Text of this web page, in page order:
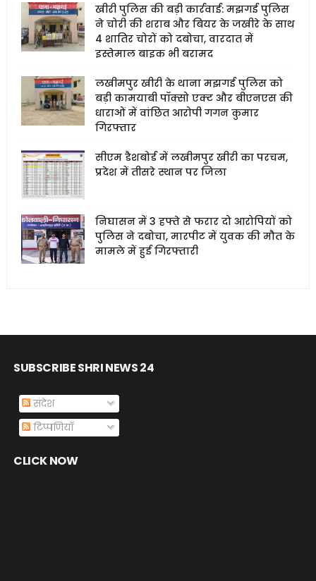
खीरी पुलिस की बड़ी कार्रवाई: मझगई पुलिस
ने चोरी की शराब और बियर के जखीरे के साथ
4 शातिर चोरों को दबोचा, वारदात में
इस्तेमाल बाइक भी बरामद
लखीमपुर खीरी के थाना मझगई पुलिस को
बड़ी कामयाबी पॉक्सो एक्ट और बीएनएस की
धाराओं में वांछित आरोपी गगन कुमार
गिरफ्तार
सीएम डैशबोर्ड में लखीमपुर खीरी का परचम,
प्रदेश में तीसरे स्थान पर जिला
निघासन में 3 हफ्ते से फरार दो आरोपियों को
पुलिस ने दबोचा, मारपीट में युवक की मौत के
मामले में हुई गिरफ्तारी
SUBSCRIBE SHRI NEWS 24
संदेश
टिप्पणियाँ
CLICK NOW